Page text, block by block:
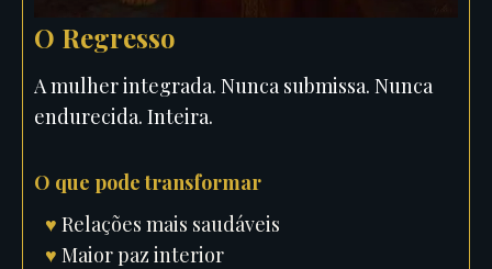
O Regresso
A mulher integrada. Nunca submissa. Nunca
endurecida. Inteira.
O que pode transformar
♥ Relações mais saudáveis
♥ Maior paz interior